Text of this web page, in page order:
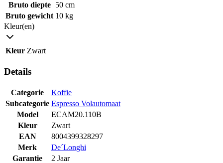
Bruto diepte
50 cm
Bruto gewicht 10 kg
Kleur(en)
Kleur Zwart
Details
Categorie
Koffie
Subcategorie Espresso Volautomaat
Model
ECAM20.110B
Kleur
Zwart
EAN
8004399328297
Merk
De´Longhi
Garantie
2 Jaar